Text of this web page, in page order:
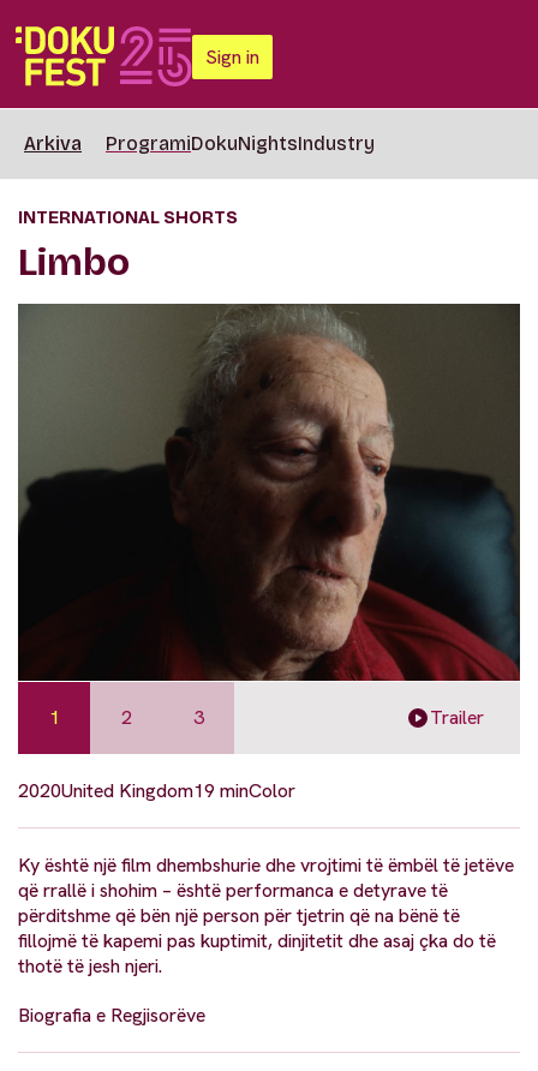
Sign in
Arkiva ProgramiDokuNightsIndustry
INTERNATIONAL SHORTS
Limbo
1 2 3 Trailer
2020United Kingdom19 minColor
Ky është një film dhembshurie dhe vrojtimi të ëmbël të jetëve
që rrallë i shohim – është performanca e detyrave të
përditshme që bën një person për tjetrin që na bënë të
fillojmë të kapemi pas kuptimit, dinjitetit dhe asaj çka do të
thotë të jesh njeri.
Biografia e Regjisorëve